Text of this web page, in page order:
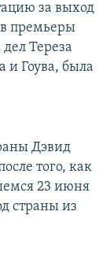
за выход
премьеры
Тереза
и Гоува, была
Дэвид
того, как
23 июня
страны из